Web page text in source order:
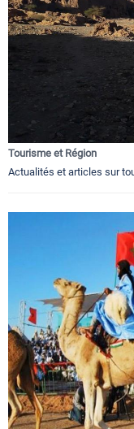
Tourisme et Région
Actualités et articles sur